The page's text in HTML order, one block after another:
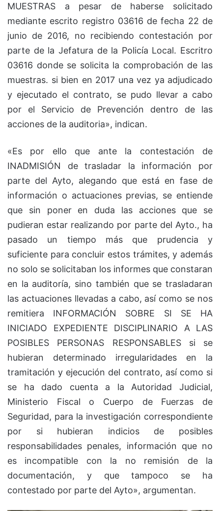
MUESTRAS a pesar de haberse solicitado
mediante escrito registro 03616 de fecha 22 de
junio de 2016, no recibiendo contestación por
parte de la Jefatura de la Policía Local. Escritro
03616 donde se solicita la comprobación de las
muestras. si bien en 2017 una vez ya adjudicado
y ejecutado el contrato, se pudo llevar a cabo
por el Servicio de Prevención dentro de las
acciones de la auditoria», indican.
«Es por ello que ante la contestación de
INADMISIÓN de trasladar la información por
parte del Ayto, alegando que está en fase de
información o actuaciones previas, se entiende
que sin poner en duda las acciones que se
pudieran estar realizando por parte del Ayto., ha
pasado un tiempo más que prudencia y
suficiente para concluir estos trámites, y además
no solo se solicitaban los informes que constaran
en la auditoría, sino también que se trasladaran
las actuaciones llevadas a cabo, así como se nos
remitiera INFORMACIÓN SOBRE SI SE HA
INICIADO EXPEDIENTE DISCIPLINARIO A LAS
POSIBLES PERSONAS RESPONSABLES si se
hubieran determinado irregularidades en la
tramitación y ejecución del contrato, así como si
se ha dado cuenta a la Autoridad Judicial,
Ministerio Fiscal o Cuerpo de Fuerzas de
Seguridad, para la investigación correspondiente
por si hubieran indicios de posibles
responsabilidades penales, información que no
es incompatible con la no remisión de la
documentación, y que tampoco se ha
contestado por parte del Ayto», argumentan.